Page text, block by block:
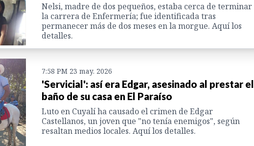
Nelsi, madre de dos pequeños, estaba cerca de terminar
la carrera de Enfermería; fue identificada tras
permanecer más de dos meses en la morgue. Aquí los
detalles.
7:58 PM 23 may. 2026
'Servicial': así era Edgar, asesinado al prestar el
baño de su casa en El Paraíso
Luto en Cuyalí ha causado el crimen de Edgar
Castellanos, un joven que "no tenía enemigos", según
resaltan medios locales. Aquí los detalles.